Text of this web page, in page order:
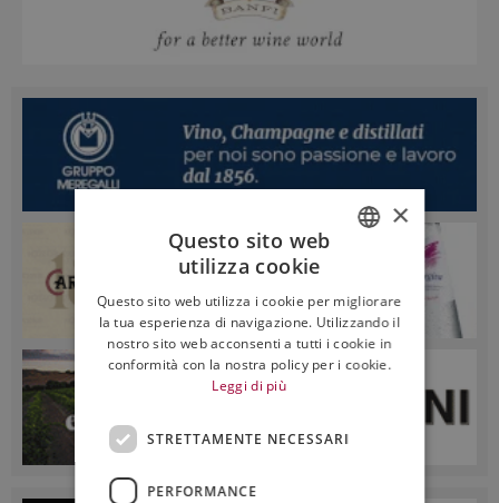
ENGLISH
×
Questo sito web
utilizza cookie
Questo sito web utilizza i cookie per migliorare
la tua esperienza di navigazione. Utilizzando il
nostro sito web acconsenti a tutti i cookie in
conformità con la nostra policy per i cookie.
Leggi di più
STRETTAMENTE NECESSARI
PERFORMANCE